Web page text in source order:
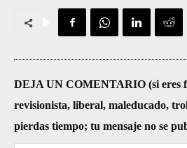
DEJA UN COMENTARIO (si eres
revisionista, liberal, maleducado,
pierdas tiempo; tu mensaje no se